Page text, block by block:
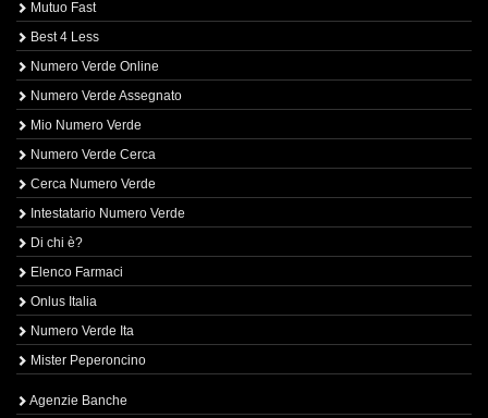
Mutuo Fast
Best 4 Less
Numero Verde Online
Numero Verde Assegnato
Mio Numero Verde
Numero Verde Cerca
Cerca Numero Verde
Intestatario Numero Verde
Di chi è?
Elenco Farmaci
Onlus Italia
Numero Verde Ita
Mister Peperoncino
Agenzie Banche